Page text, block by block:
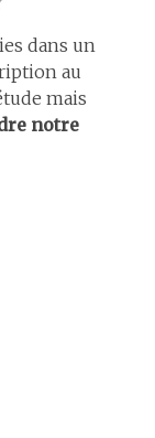
dans un
au
mais
notre